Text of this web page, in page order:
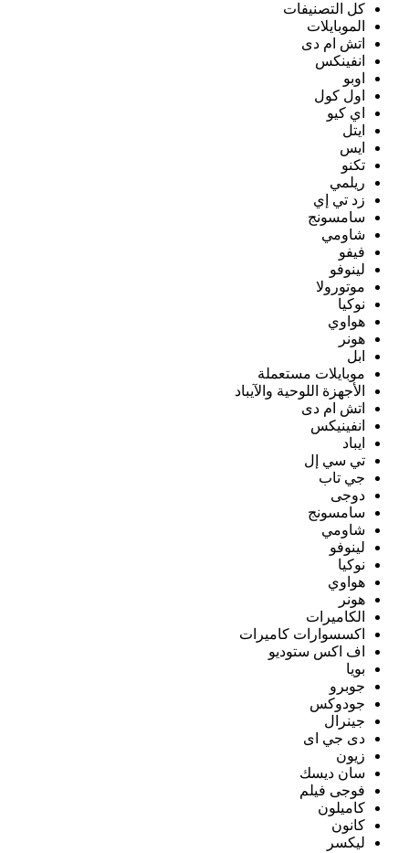
كل التصنيفات
الموبايلات
اتش ام دى
انفينكس
اوبو
اول كول
اي كيو
ايتل
ايس
تكنو
ريلمي
زد تي إي
سامسونج
شاومي
فيفو
لينوفو
موتورولا
نوكيا
هواوي
هونر
ابل
موبايلات مستعملة
الأجهزة اللوحية والآيباد
اتش ام دى
انفينيكس
ايباد
تي سي إل
جي تاب
دوجى
سامسونج
شاومي
لينوفو
نوكيا
هواوي
هونر
الكاميرات
اكسسوارات كاميرات
اف اكس ستوديو
بويا
جوبرو
جودوكس
جينرال
دى جي اى
زيون
سان ديسك
فوجى فيلم
كاميلون
كانون
ليكسر